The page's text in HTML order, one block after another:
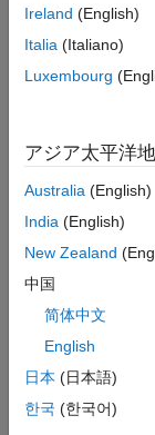
Basic J1939
Apply J1939
CAN Msg
integer
Output
Ireland (English)
Italia (Italiano)
Luxembourg
アジア太平洋
Australia (English)
India (English)
New Zealand
中国
简体中文
English
日本 (日本語)
한국 (한국어)